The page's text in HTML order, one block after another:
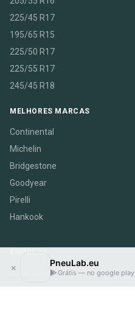
225/45 R17
195/65 R15
225/50 R17
225/55 R17
245/45 R18
MELHORES MARCAS
Continental
Michelin
Bridgestone
Goodyear
Pirelli
Hankook
Contacte-nos
× PneuLab.eu
Grátis — no google play